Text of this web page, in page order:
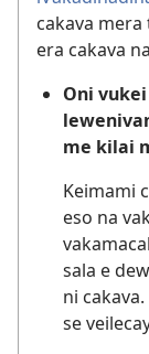
cakava
era cakava
Oni
me kilai
Keimami
eso na
sala e
ni
se